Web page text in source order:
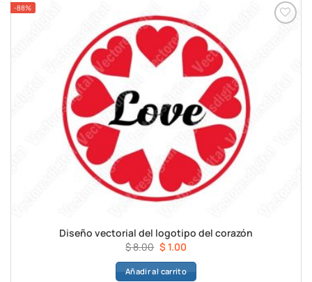
-88%
Diseño vectorial del logotipo del corazón
$8.00 El
precio
original
$ 1.00El
precio
actual
Añadir al carrito